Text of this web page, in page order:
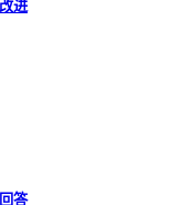
进
答